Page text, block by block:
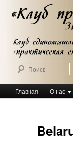
Перейти
основному
содержимому
Клуб
Клуб
Главное
меню
Главная О нас